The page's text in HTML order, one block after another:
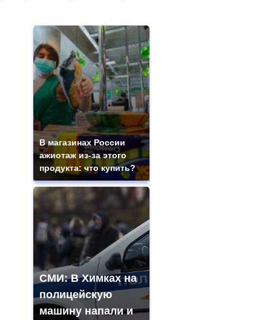
В магазинах России
ажиотаж из-за этого
продукта: что купить?
СМИ: В Химках на
полицейскую
машину напали и